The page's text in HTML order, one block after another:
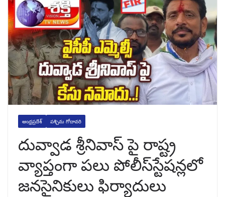
ఆంధ్రప్రదేశ్ పశ్చిమ గోదావరి
దువ్వాడ శ్రీనివాస్ పై రాష్ట్ర
వ్యాప్తంగా పలు పోలీస్‌స్టేషన్లలో
జనసైనికులు ఫిర్యాదులు